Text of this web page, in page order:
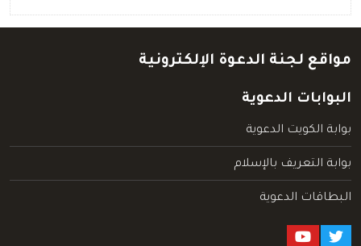
مواقع لجنة الدعوة الإلكترونية
البوابات الدعوية
بوابة الكويت الدعوية
بوابة التعريف بالإسلام
البطاقات الدعوية